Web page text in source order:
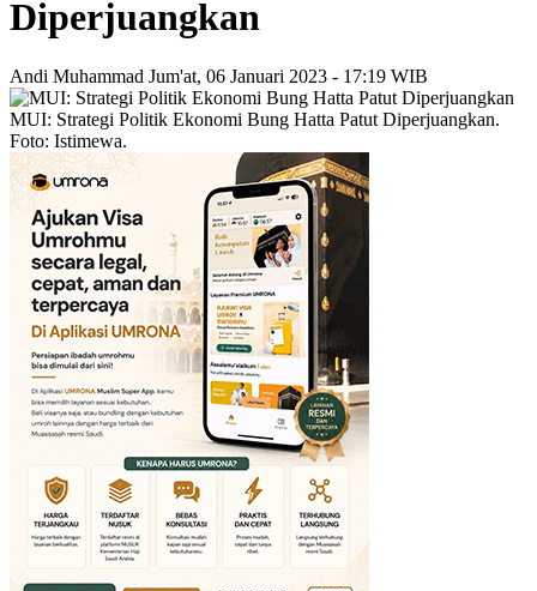
Diperjuangkan
Andi Muhammad Jum'at, 06 Januari 2023 - 17:19 WIB
MUI: Strategi Politik Ekonomi Bung Hatta Patut Diperjuangkan.
Foto: Istimewa.